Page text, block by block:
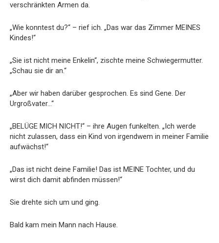
verschränkten Armen da.
„Wie konntest du?“ – rief ich. „Das war das Zimmer MEINES
Kindes!“
„Sie ist nicht meine Enkelin“, zischte meine Schwiegermutter.
„Schau sie dir an.“
„Aber wir haben darüber gesprochen. Es sind Gene. Der
Urgroßvater…“
„BELÜGE MICH NICHT!“ – ihre Augen funkelten. „Ich werde
nicht zulassen, dass ein Kind von irgendwem in meiner Familie
aufwächst!“
„Das ist nicht deine Familie! Das ist MEINE Tochter, und du
wirst dich damit abfinden müssen!“
Sie drehte sich um und ging.
Bald kam mein Mann nach Hause.